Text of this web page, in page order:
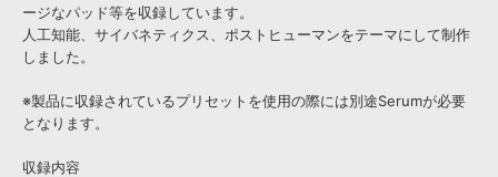
ージなパッド等を収録しています。
人工知能、サイバネティクス、ポストヒューマンをテーマにして制作
しました。
※製品に収録されているプリセットを使用の際には別途Serumが必要
となります。
収録内容